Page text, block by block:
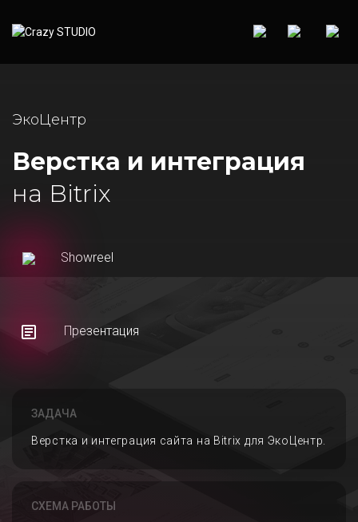
ЭкоЦентр
Верстка и интеграция
на Bitrix
Showreel
Презентация
ЗАДАЧА
Верстка и интеграция сайта на Bitrix для ЭкоЦентр.
СХЕМА РАБОТЫ